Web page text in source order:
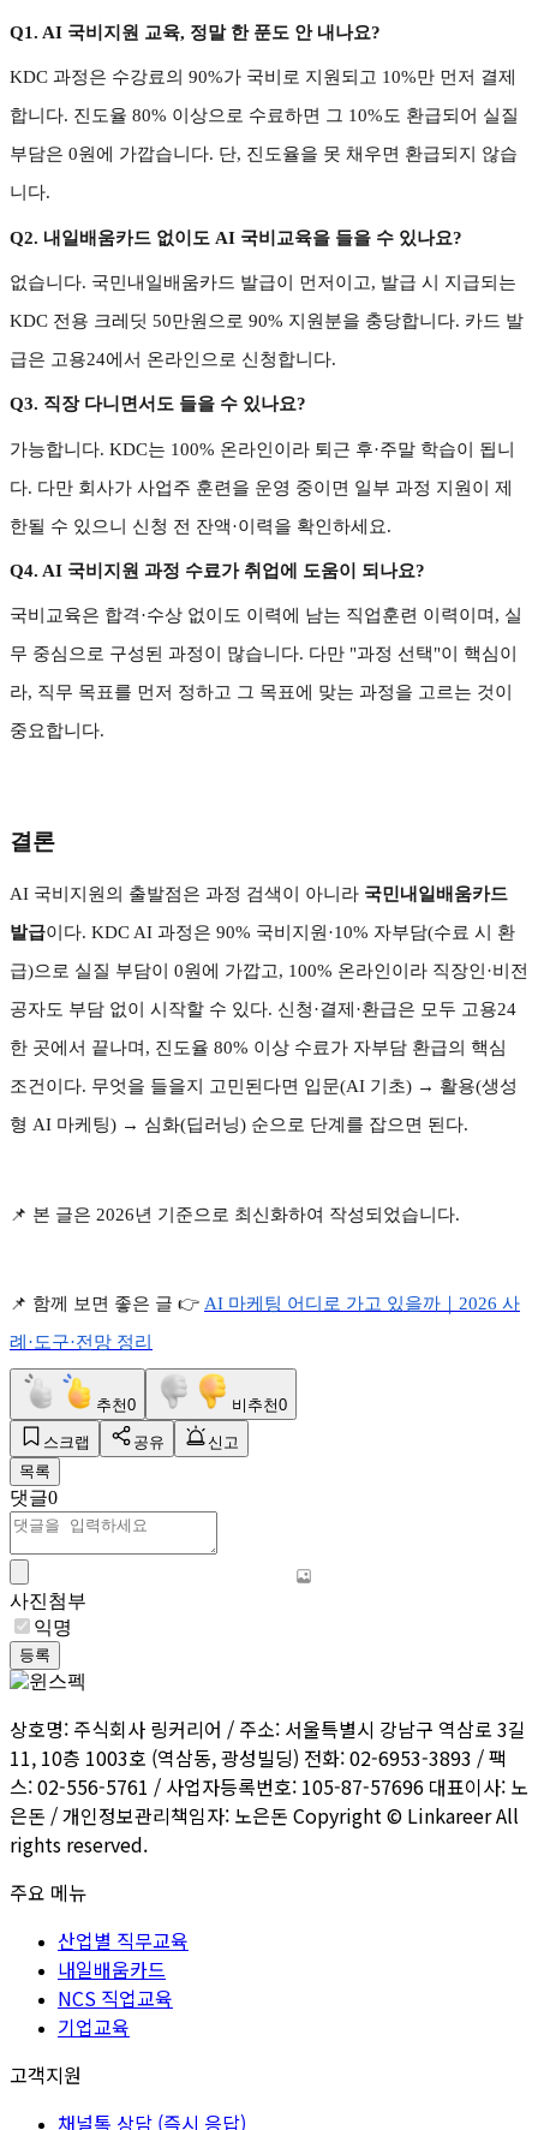
Q1. AI 국비지원 교육, 정말 한 푼도 안 내나요?
KDC 과정은 수강료의 90%가 국비로 지원되고 10%만 먼저 결제
합니다. 진도율 80% 이상으로 수료하면 그 10%도 환급되어 실질
부담은 0원에 가깝습니다. 단, 진도율을 못 채우면 환급되지 않습
니다.
Q2. 내일배움카드 없이도 AI 국비교육을 들을 수 있나요?
없습니다. 국민내일배움카드 발급이 먼저이고, 발급 시 지급되는
KDC 전용 크레딧 50만원으로 90% 지원분을 충당합니다. 카드 발
급은 고용24에서 온라인으로 신청합니다.
Q3. 직장 다니면서도 들을 수 있나요?
가능합니다. KDC는 100% 온라인이라 퇴근 후·주말 학습이 됩니
다. 다만 회사가 사업주 훈련을 운영 중이면 일부 과정 지원이 제
한될 수 있으니 신청 전 잔액·이력을 확인하세요.
Q4. AI 국비지원 과정 수료가 취업에 도움이 되나요?
국비교육은 합격·수상 없이도 이력에 남는 직업훈련 이력이며 , 실
무 중심으로 구성된 과정이 많습니다. 다만 "과정 선택"이 핵심이
라, 직무 목표를 먼저 정하고 그 목표에 맞는 과정을 고르는 것이
중요합니다.
결론
AI 국비지원의 출발점은 과정 검색이 아니라 국민내일배움카드
발급이다. KDC AI 과정은 90% 국비지원 ·10% 자부담(수료 시 환
급)으로 실질 부담이 0원에 가깝고, 100% 온라인이라 직장인 ·비전
공자도 부담 없이 시작할 수 있다. 신청·결제 ·환급은 모두 고용24
한 곳에서 끝나며 , 진도율 80% 이상 수료가 자부담 환급의 핵심
조건이다. 무엇을 들을지 고민된다면 입문(AI 기초) → 활용(생성
형 AI 마케팅) → 심화(딥러닝) 순으로 단계를 잡으면 된다.
📌 본 글은 2026년 기준으로 최신화하여 작성되었습니다.
📌 함께 보면 좋은 글 👉 AI 마케팅 어디로 가고 있을까｜2026 사
례·도구·전망 정리
추천0 비추천0
스크랩 공유
신고
목록
댓글0
사진첨부
익명
등록
상호명: 주식회사 링커리어 / 주소: 서울특별시 강남구 역삼로 3길
11, 10층 1003호 (역삼동, 광성빌딩) 전화: 02-6953-3893 / 팩
스: 02-556-5761 / 사업자등록번호: 105-87-57696 대표이사: 노
은돈 / 개인정보관리책임자: 노은돈 Copyright © Linkareer All
rights reserved.
주요 메뉴
산업별 직무교육
내일배움카드
NCS 직업교육
기업교육
고객지원
채널톡 상담 (즉시 응답)